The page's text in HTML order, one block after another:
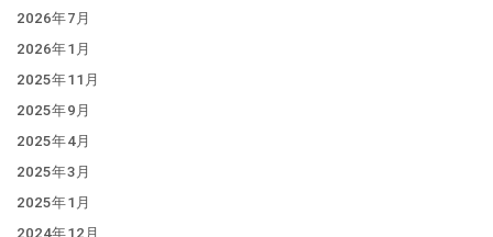
2026年7月
2026年1月
2025年11月
2025年9月
2025年4月
2025年3月
2025年1月
2024年12月